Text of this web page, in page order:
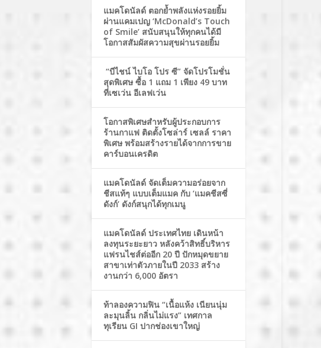
แมคโดนัลด์ ตอกย้ำพลังแห่งรอยยิ้ม
ผ่านแคมเปญ ‘McDonald’s Touch
of Smile’ สนับสนุนให้ทุกคนได้มี
โอกาสสัมผัสความสุขผ่านรอยยิ้ม
“บีไชน์ ไบโอ โปร ซี” จัดโปรโมชั่น
สุดพิเศษ ซื้อ 1 แถม 1 เพียง 49 บาท
ที่เซเว่น อีเลฟเว่น
โอกาสพิเศษสำหรับผู้ประกอบการ
ร้านกาแฟ ติดตั้งโซล่าร์ เซลล์ ราคา
พิเศษ พร้อมสร้างรายได้จากการขาย
คาร์บอนเครดิต
แมคโดนัลด์ จัดเต็มความอร่อยจาก
ชีสแท้ๆ แบบเต็มแมค กับ ‘แมคชีสซี่
ดังก์’ ดังก์สนุกได้ทุกเมนู
แมคโดนัลด์ ประเทศไทย เดินหน้า
ลงทุนระยะยาว หลังคว้าสิทธิ์บริหาร
แฟรนไชส์ต่ออีก 20 ปี ปักหมุดขยาย
สาขาเท่าตัวภายในปี 2033 สร้าง
งานกว่า 6,000 อัตรา
ท้าลองความฟิน “เนื้อแห้ง เนียนนุ่ม
ละมุนลิ้น กลิ่นไม่แรง” เทศกาล
ทุเรียน GI ปากช่องเขาใหญ่